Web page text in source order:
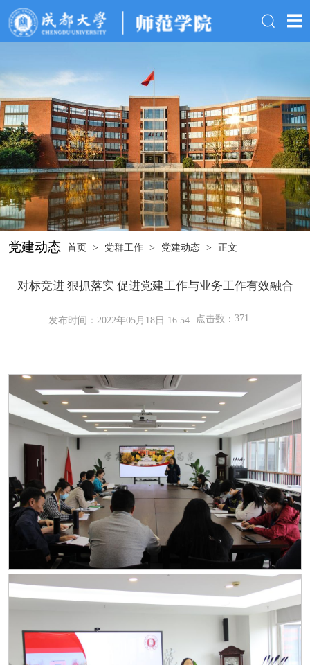
党建动态 首页 > 党群工作 > 党建动态 > 正文
对标竞进 狠抓落实 促进党建工作与业务工作有效融合
发布时间：2022年05月18日 16:54 点击数：371